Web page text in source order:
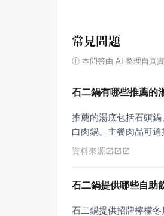
常見問題
ⓘ 本問答由 AI 整理自真
石二鍋有哪些推薦的
推薦的湯底包括石頭
白肉鍋。主餐肉品可
資料來源
石二鍋提供哪些自助
石二鍋提供招牌檸檬冬